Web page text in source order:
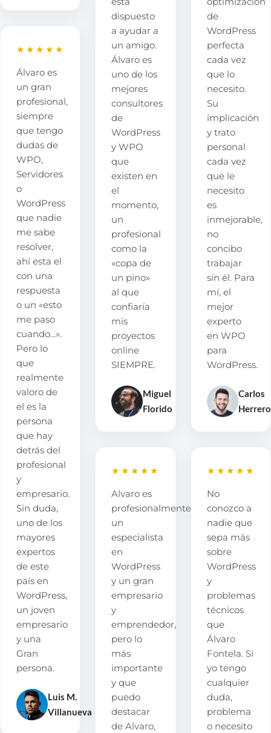
★★★★★
Álvaro es
un gran
profesional,
siempre
que tengo
dudas de
WPO,
Servidores
o
WordPress
que nadie
me sabe
resolver,
ahí esta el
con una
respuesta
o un «esto
me paso
cuando...».
Pero lo
que
realmente
valoro de
el es la
persona
que hay
detrás del
profesional
y
empresario.
Sin duda,
uno de los
mayores
expertos
de este
país en
WordPress,
un joven
empresario
y una
Gran
persona.
Luis M.
Villanueva
dispuesto
a ayudar a
un amigo.
Álvaro es
uno de los
mejores
consultores
de
WordPress
y WPO
que
existen en
el
momento,
un
profesional
como la
«copa de
un pino»
al que
confiaría
mis
proyectos
online
SIEMPRE.
Miguel
Florido
★★★★★
Alvaro es
profesionalmente
un
especialista
en
WordPress
y un gran
empresario
y
emprendedor,
pero lo
más
importante
y que
puedo
destacar
de Alvaro,
de
WordPress
perfecta
cada vez
que lo
necesito.
Su
implicación
y trato
personal
cada vez
que le
necesito
es
inmejorable,
no
concibo
trabajar
sin él. Para
mí, el
mejor
experto
en WPO
para
WordPress.
Carlos
Herrero
★★★★★
No
conozco a
nadie que
sepa más
sobre
WordPress
y
problemas
técnicos
que
Álvaro
Fontela. Si
yo tengo
cualquier
duda,
problema
o necesito